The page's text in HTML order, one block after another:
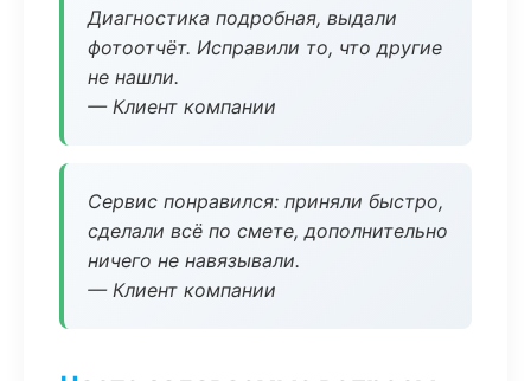
Диагностика подробная, выдали
фотоотчёт. Исправили то, что другие
не нашли.
— Клиент компании
Сервис понравился: приняли быстро,
сделали всё по смете, дополнительно
ничего не навязывали.
— Клиент компании